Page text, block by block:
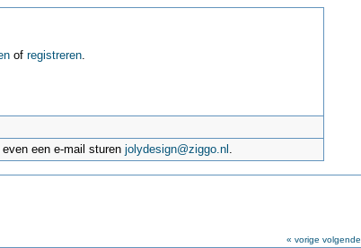
of registreren.
even een e-mail sturenjolydesign@ziggo.nl .
« vorige